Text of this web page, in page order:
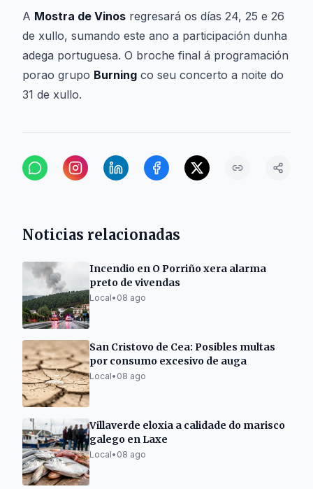
A Mostra de Vinos regresará os días 24, 25 e 26
de xullo, sumando este ano a participación dunha
adega portuguesa. O broche final á programación
porao grupo Burning co seu concerto a noite do
31 de xullo.
Noticias relacionadas
Incendio en O Porriño xera alarma
preto de vivendas
Local• 08 ago
San Cristovo de Cea: Posibles multas
por consumo excesivo de auga
Local• 08 ago
Villaverde eloxia a calidade do marisco
galego en Laxe
Local• 08 ago